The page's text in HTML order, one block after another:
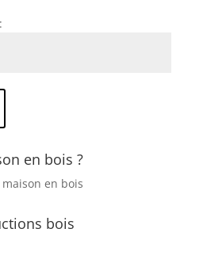
en bois ?
bois